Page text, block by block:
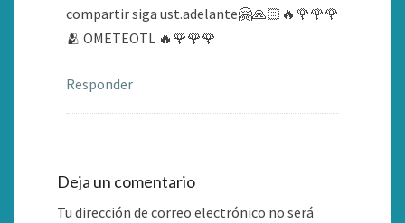
compartir siga ust.adelante🤗🙏🏻🔥🌹🌹🌹
🫂 OMETEOTL 🔥🌹🌹🌹
Responder
Deja un comentario
Tu dirección de correo electrónico no será